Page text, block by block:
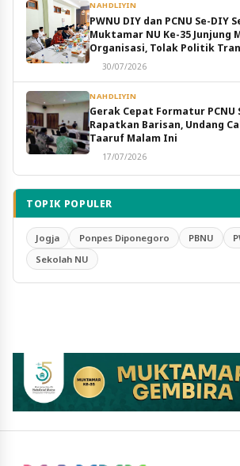
NAHDLIYIN
PWNU DIY dan PCNU Se-DIY
Muktamar NU Ke-35 Junjung
Organisasi, Tolak Politik
Intervensi Eksternal
30/07/2026
NAHDLIYIN
Gerak Cepat Formatur PCNU
Rapatkan Barisan, Undang
Taaruf Malam Ini
17/07/2026
TOPIK POPULER
Jogja Ponpes Diponegoro PBNU
Sekolah NU